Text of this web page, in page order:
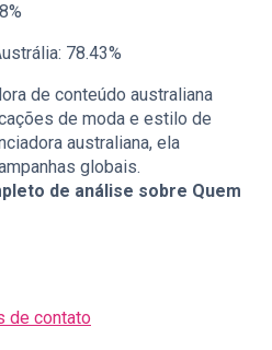
78.43%
de conteúdo australiana
de moda e estilo de
australiana, ela
globais.
de análise sobre Quem
de contato